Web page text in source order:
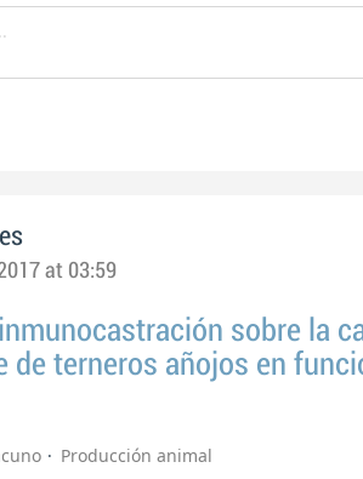
at 03:59
sobre la
de terneros añojos en
Producción animal